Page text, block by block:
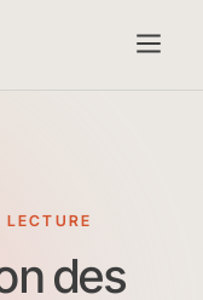
des